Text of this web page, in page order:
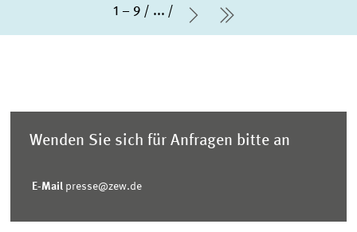
1 – 9 ...
Nächste Seite
letzte Seite
Wenden Sie sich für Anfragen bitte an
E-Mail presse@zew.de